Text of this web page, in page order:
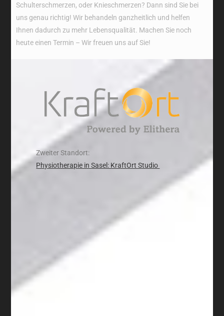
Schulterschmerzen, oder Knieschmerzen? Dann sind Sie bei
uns genau richtig! Wir behandeln ganzheitlich und helfen
Ihnen dadurch zu mehr Lebensqualität. Machen Sie noch
heute einen Termin – Wir freuen uns auf Sie!
Zweiter Standort:
Physiotherapie in Sasel: KraftOrt Studio